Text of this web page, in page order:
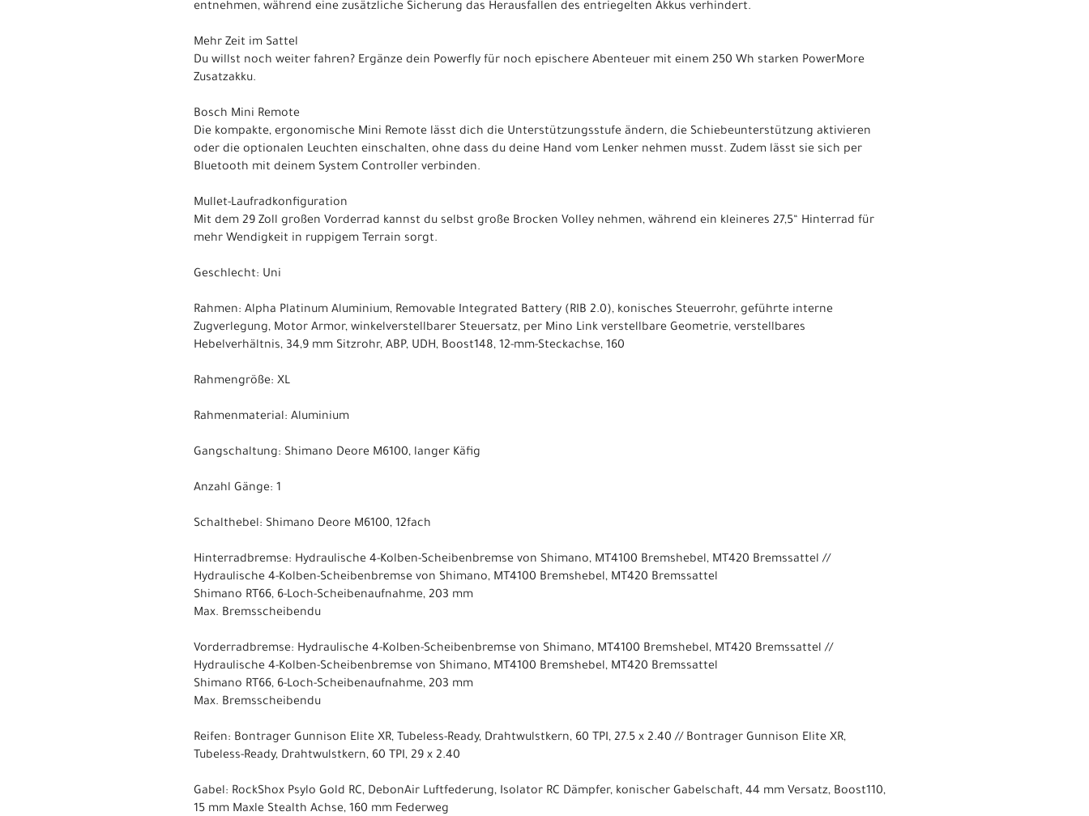
entnehmen, während eine zusätzliche Sicherung das Herausfallen des entriegelten Akkus verhindert.
Mehr Zeit im Sattel
Du willst noch weiter fahren? Ergänze dein Powerfly für noch epischere Abenteuer mit einem 250 Wh starken PowerMore
Zusatzakku.
Bosch Mini Remote
Die kompakte, ergonomische Mini Remote lässt dich die Unterstützungsstufe ändern, die Schiebeunterstützung aktivieren
oder die optionalen Leuchten einschalten, ohne dass du deine Hand vom Lenker nehmen musst. Zudem lässt sie sich per
Bluetooth mit deinem System Controller verbinden.
Mullet-Laufradkonfiguration
Mit dem 29 Zoll großen Vorderrad kannst du selbst große Brocken Volley nehmen, während ein kleineres 27,5“ Hinterrad für
mehr Wendigkeit in ruppigem Terrain sorgt.
Geschlecht: Uni
Rahmen: Alpha Platinum Aluminium, Removable Integrated Battery (RIB 2.0), konisches Steuerrohr, geführte interne
Zugverlegung, Motor Armor, winkelverstellbarer Steuersatz, per Mino Link verstellbare Geometrie, verstellbares
Hebelverhältnis, 34,9 mm Sitzrohr, ABP, UDH, Boost148, 12-mm-Steckachse, 160
Rahmengröße: XL
Rahmenmaterial: Aluminium
Gangschaltung: Shimano Deore M6100, langer Käfig
Anzahl Gänge: 1
Schalthebel: Shimano Deore M6100, 12fach
Hinterradbremse: Hydraulische 4-Kolben-Scheibenbremse von Shimano, MT4100 Bremshebel, MT420 Bremssattel //
Hydraulische 4-Kolben-Scheibenbremse von Shimano, MT4100 Bremshebel, MT420 Bremssattel
Shimano RT66, 6-Loch-Scheibenaufnahme, 203 mm
Max. Bremsscheibendu
Vorderradbremse: Hydraulische 4-Kolben-Scheibenbremse von Shimano, MT4100 Bremshebel, MT420 Bremssattel //
Hydraulische 4-Kolben-Scheibenbremse von Shimano, MT4100 Bremshebel, MT420 Bremssattel
Shimano RT66, 6-Loch-Scheibenaufnahme, 203 mm
Max. Bremsscheibendu
Reifen: Bontrager Gunnison Elite XR, Tubeless-Ready, Drahtwulstkern, 60 TPI, 27.5 x 2.40 // Bontrager Gunnison Elite XR,
Tubeless-Ready, Drahtwulstkern, 60 TPI, 29 x 2.40
Gabel: RockShox Psylo Gold RC, DebonAir Luftfederung, Isolator RC Dämpfer, konischer Gabelschaft, 44 mm Versatz, Boost110,
15 mm Maxle Stealth Achse, 160 mm Federweg